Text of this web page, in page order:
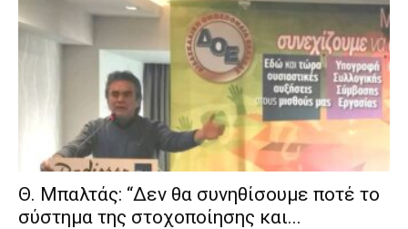
Θ. Μπαλτάς: “Δεν θα συνηθίσουμε ποτέ το
σύστημα της στοχοποίησης και...